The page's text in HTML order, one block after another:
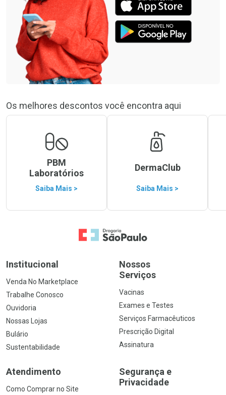
Os melhores descontos você encontra aqui
PBM
Laboratórios
Saiba Mais >
DermaClub
Saiba Mais >
Ir para a Home
Institucional
Venda No Marketplace
Trabalhe Conosco
Ouvidoria
Nossas Lojas
Bulário
Sustentabilidade
Nossos
Serviços
Vacinas
Exames e Testes
Serviços Farmacêuticos
Prescrição Digital
Assinatura
Atendimento
Como Comprar no Site
Segurança e
Privacidade